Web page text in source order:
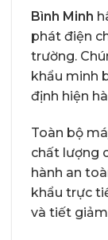
Bình Minh
phát điện
trường.
khẩu minh
định hiện
Toàn bộ
chất lượng
hành an
khẩu trực
và tiết